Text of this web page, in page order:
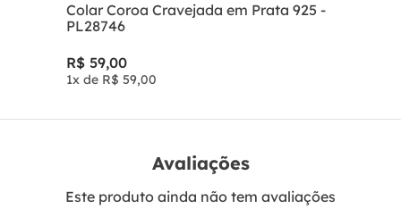
Colar Coroa Cravejada em Prata 925 -
PL28746
R$ 59,00
1x de R$ 59,00
Avaliações
Este produto ainda não tem avaliações